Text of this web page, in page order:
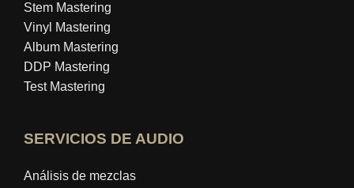
Stem Mastering
Vinyl Mastering
Album Mastering
DDP Mastering
Test Mastering
SERVICIOS DE AUDIO
Análisis de mezclas